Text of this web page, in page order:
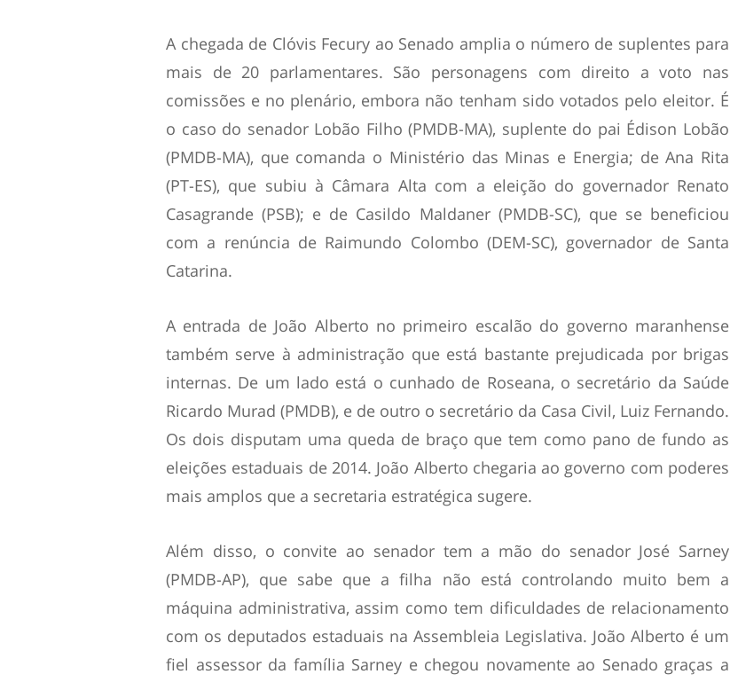
A chegada de Clóvis Fecury ao Senado amplia o número de suplentes para
mais de 20 parlamentares. São personagens com direito a voto nas
comissões e no plenário, embora não tenham sido votados pelo eleitor. É
o caso do senador Lobão Filho (PMDB-MA), suplente do pai Édison Lobão
(PMDB-MA), que comanda o Ministério das Minas e Energia; de Ana Rita
(PT-ES), que subiu à Câmara Alta com a eleição do governador Renato
Casagrande (PSB); e de Casildo Maldaner (PMDB-SC), que se beneficiou
com a renúncia de Raimundo Colombo (DEM-SC), governador de Santa
Catarina.
A entrada de João Alberto no primeiro escalão do governo maranhense
também serve à administração que está bastante prejudicada por brigas
internas. De um lado está o cunhado de Roseana, o secretário da Saúde
Ricardo Murad (PMDB), e de outro o secretário da Casa Civil, Luiz Fernando.
Os dois disputam uma queda de braço que tem como pano de fundo as
eleições estaduais de 2014. João Alberto chegaria ao governo com poderes
mais amplos que a secretaria estratégica sugere.
Além disso, o convite ao senador tem a mão do senador José Sarney
(PMDB-AP), que sabe que a filha não está controlando muito bem a
máquina administrativa, assim como tem dificuldades de relacionamento
com os deputados estaduais na Assembleia Legislativa. João Alberto é um
fiel assessor da família Sarney e chegou novamente ao Senado graças a